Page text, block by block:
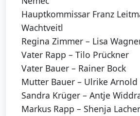
Hauptkommissar Franz
Wachtveitl
Regina Zimmer – Lisa
Vater Rapp – Tilo Prückner
Vater Bauer – Rainer Bock
Mutter Bauer – Ulrike Arnold
Sandra Krüger – Antje
Markus Rapp – Shenja Lacher